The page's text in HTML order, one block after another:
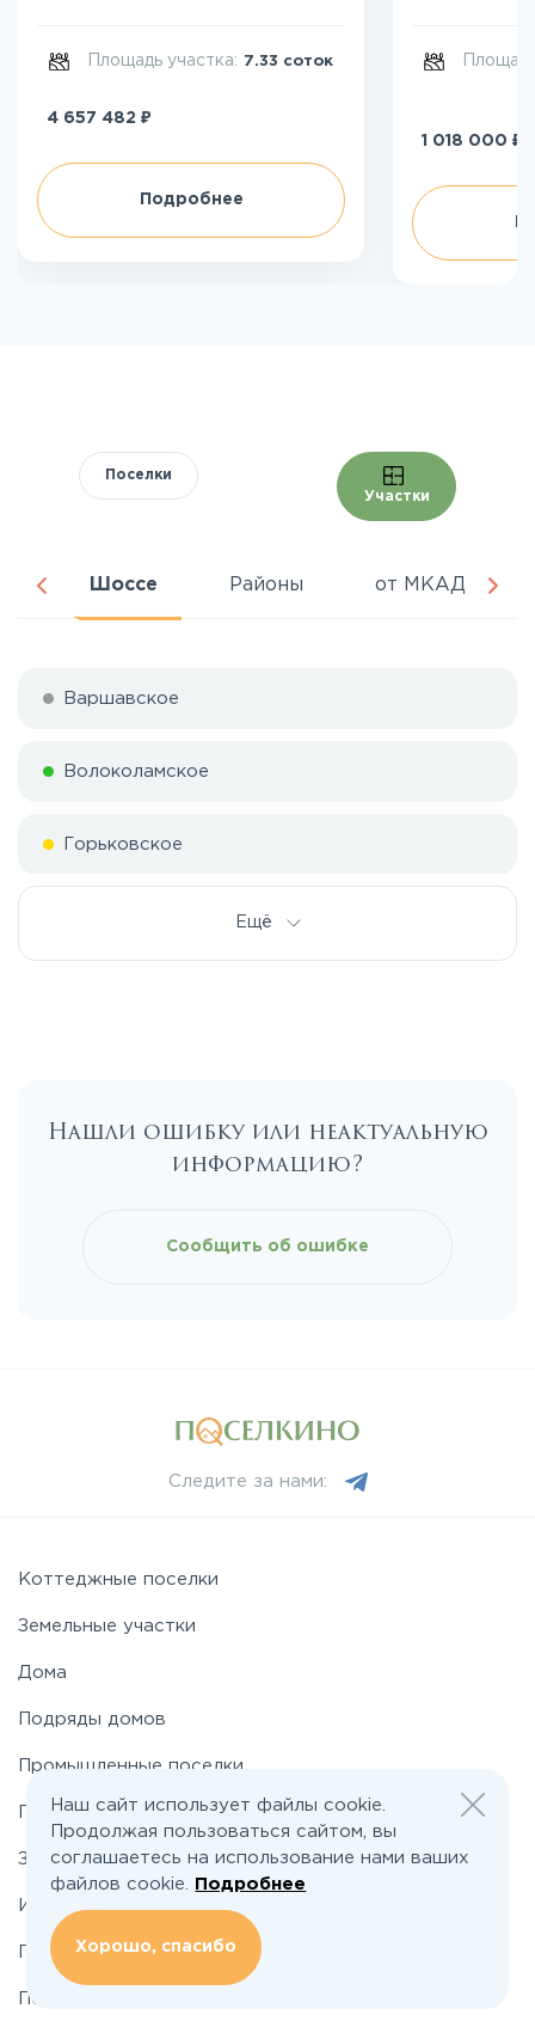
Площадь участка: 7.33 соток
4 657 482 ₽
Подробнее
1 018 000 ₽
Поселки
Участки
Шоссе Районы от МКАД
Варшавское
Волоколамское
Горьковское
Каширское
Новорижское
Носовихинское
Рогачёвское
Рублево-Успенское
Ещё
Нашли ошибку или неактуальную
информацию?
Сообщить об ошибке
Следите за нами:
Коттеджные поселки
Земельные участки
Дома
Подряды домов
Промышленные поселки
Промышленные участки
Застройщикам
Инвесторам
По шоссе
По районам
Наш сайт использует файлы cookie.
Продолжая пользоваться сайтом, вы
соглашаетесь на использование нами ваших
файлов cookie.
Подробнее
Хорошо, спасибо